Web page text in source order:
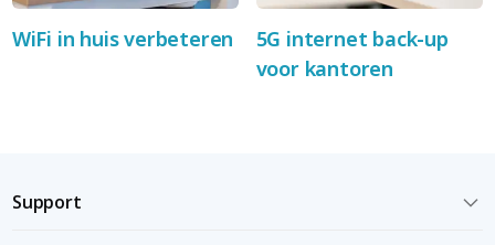
WiFi in huis verbeteren
5G internet back-up
voor kantoren
Support